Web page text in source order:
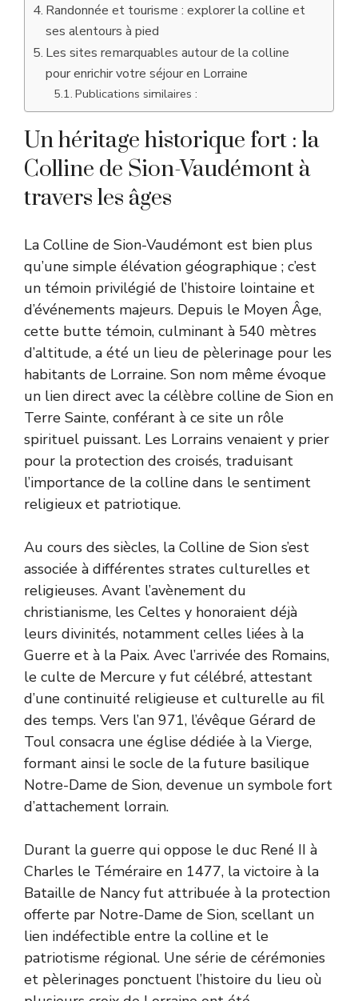
Randonnée et tourisme : explorer la colline et
ses alentours à pied
Les sites remarquables autour de la colline
pour enrichir votre séjour en Lorraine
Publications similaires :
Un héritage historique fort : la
Colline de Sion-Vaudémont à
travers les âges
La Colline de Sion-Vaudémont est bien plus
qu’une simple élévation géographique ; c’est
un témoin privilégié de l’histoire lointaine et
d’événements majeurs. Depuis le Moyen Âge,
cette butte témoin, culminant à 540 mètres
d’altitude, a été un lieu de pèlerinage pour les
habitants de Lorraine. Son nom même évoque
un lien direct avec la célèbre colline de Sion en
Terre Sainte, conférant à ce site un rôle
spirituel puissant. Les Lorrains venaient y prier
pour la protection des croisés, traduisant
l’importance de la colline dans le sentiment
religieux et patriotique.
Au cours des siècles, la Colline de Sion s’est
associée à différentes strates culturelles et
religieuses. Avant l’avènement du
christianisme, les Celtes y honoraient déjà
leurs divinités, notamment celles liées à la
Guerre et à la Paix. Avec l’arrivée des Romains,
le culte de Mercure y fut célébré, attestant
d’une continuité religieuse et culturelle au fil
des temps. Vers l’an 971, l’évêque Gérard de
Toul consacra une église dédiée à la Vierge,
formant ainsi le socle de la future basilique
Notre-Dame de Sion, devenue un symbole fort
d’attachement lorrain.
Durant la guerre qui oppose le duc René II à
Charles le Téméraire en 1477, la victoire à la
Bataille de Nancy fut attribuée à la protection
offerte par Notre-Dame de Sion, scellant un
lien indéfectible entre la colline et le
patriotisme régional. Une série de cérémonies
et pèlerinages ponctuent l’histoire du lieu où